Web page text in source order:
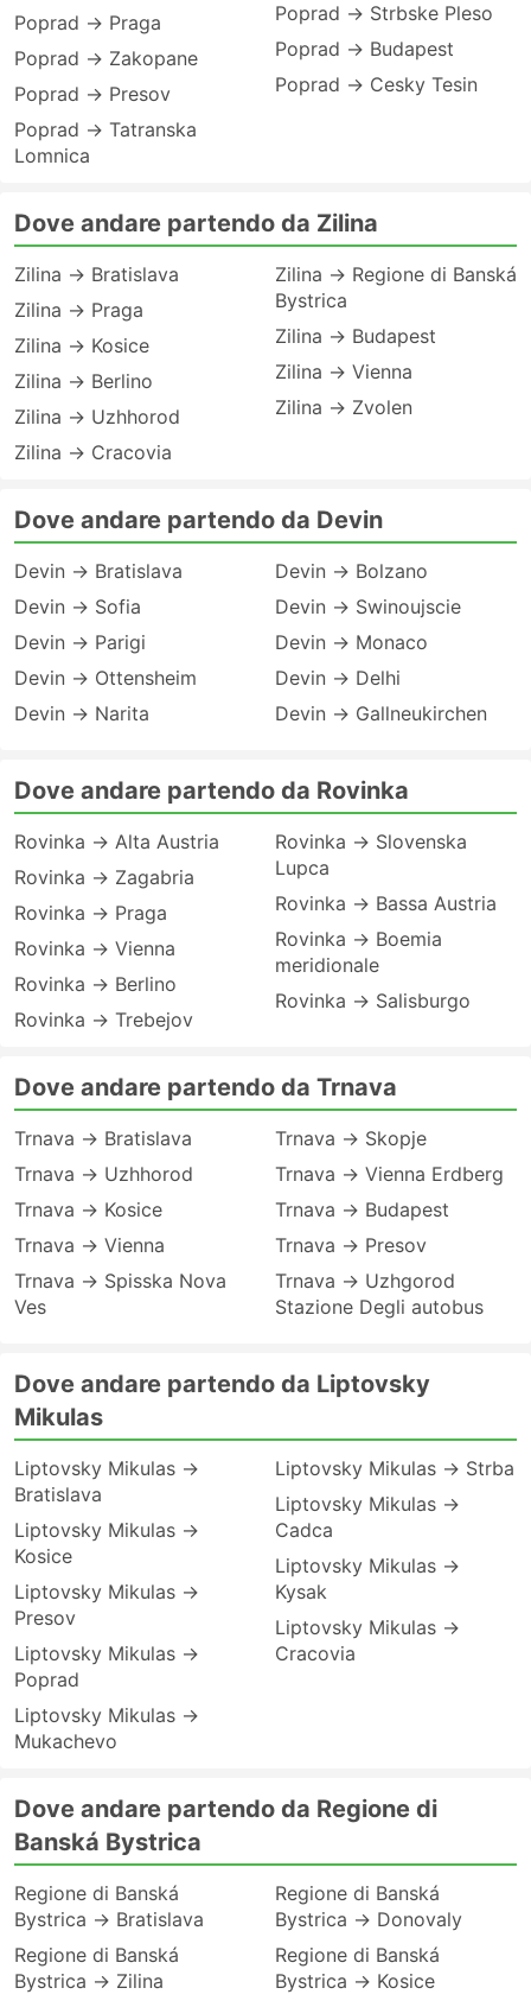
Poprad → Praga
Poprad → Zakopane
Poprad → Presov
Poprad → Tatranska
Lomnica
Poprad → Strbske Pleso
Poprad → Budapest
Poprad → Cesky Tesin
Dove andare partendo da Zilina
Zilina → Bratislava
Zilina → Praga
Zilina → Kosice
Zilina → Berlino
Zilina → Uzhhorod
Zilina → Cracovia
Zilina → Regione di Banská
Bystrica
Zilina → Budapest
Zilina → Vienna
Zilina → Zvolen
Dove andare partendo da Devin
Devin → Bratislava
Devin → Sofia
Devin → Parigi
Devin → Ottensheim
Devin → Narita
Devin → Bolzano
Devin → Swinoujscie
Devin → Monaco
Devin → Delhi
Devin → Gallneukirchen
Dove andare partendo da Rovinka
Rovinka → Alta Austria
Rovinka → Zagabria
Rovinka → Praga
Rovinka → Vienna
Rovinka → Berlino
Rovinka → Trebejov
Rovinka → Slovenska
Lupca
Rovinka → Bassa Austria
Rovinka → Boemia
meridionale
Rovinka → Salisburgo
Dove andare partendo da Trnava
Trnava → Bratislava
Trnava → Uzhhorod
Trnava → Kosice
Trnava → Vienna
Trnava → Spisska Nova
Ves
Trnava → Skopje
Trnava → Vienna Erdberg
Trnava → Budapest
Trnava → Presov
Trnava → Uzhgorod
Stazione Degli autobus
Dove andare partendo da Liptovsky
Mikulas
Liptovsky Mikulas →
Bratislava
Liptovsky Mikulas →
Kosice
Liptovsky Mikulas →
Presov
Liptovsky Mikulas →
Poprad
Liptovsky Mikulas →
Mukachevo
Liptovsky Mikulas → Strba
Liptovsky Mikulas →
Cadca
Liptovsky Mikulas →
Kysak
Liptovsky Mikulas →
Cracovia
Dove andare partendo da Regione di
Banská Bystrica
Regione di Banská
Bystrica → Bratislava
Regione di Banská
Bystrica → Zilina
Regione di Banská
Bystrica → Donovaly
Regione di Banská
Bystrica → Kosice